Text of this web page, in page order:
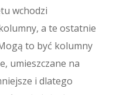
AGD
wchodzi
a te ostatnie
to być kolumny
umieszczane na
i dlatego